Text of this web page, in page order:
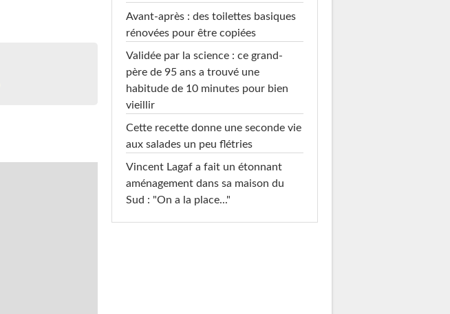
Avant-après : des toilettes basiques
rénovées pour être copiées
Validée par la science : ce grand-
père de 95 ans a trouvé une
habitude de 10 minutes pour bien
vieillir
Cette recette donne une seconde vie
aux salades un peu flétries
Vincent Lagaf a fait un étonnant
aménagement dans sa maison du
Sud : "On a la place..."